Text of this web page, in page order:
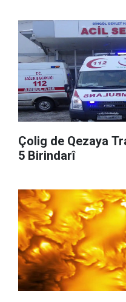
Çolig de Qezaya
5 Birindarî